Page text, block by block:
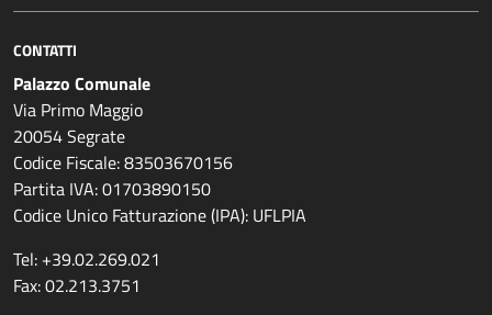
CONTATTI
Palazzo Comunale
Via Primo Maggio
20054 Segrate
Codice Fiscale: 83503670156
Partita IVA: 01703890150
Codice Unico Fatturazione (IPA): UFLPIA
Tel: +39.02.269.021
Fax: 02.213.3751